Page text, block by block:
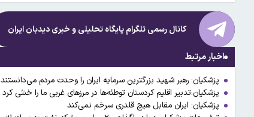
کانال رسمی تلگرام پایگاه تحلیلی و خبریدیدبان ایران
اخبار مرتبط
پزشکیان: رهبر شهید بزرگترین سرمایه ایران را وحدت مردم می‌دانستند
پزشکیان:تدبیر اقلیم کردستان توطئه‌ها در مرزهای غربی ما را خنثی کرد
پزشکیان: ایران مقابل هیچ قلدری سرخم نمی‌کند